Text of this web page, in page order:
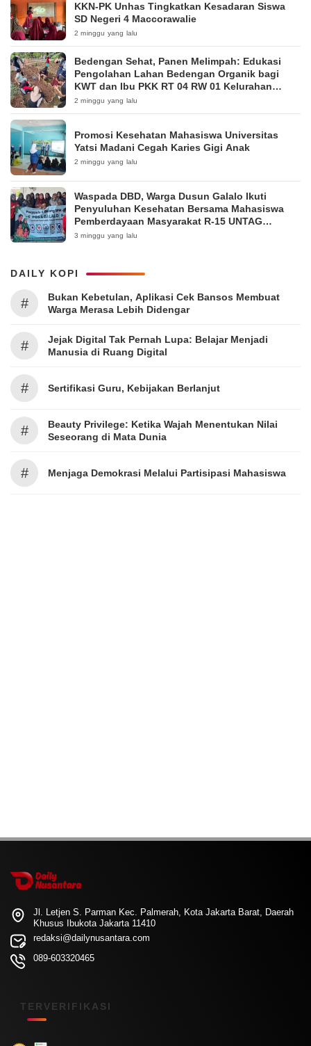
KKN-PK Unhas Tingkatkan Kesadaran Siswa
SD Negeri 4 Maccorawalie
2 minggu yang lalu
Bedengan Sehat, Panen Melimpah: Edukasi
Pengolahan Lahan Bedengan Organik bagi
KWT dan Ibu PKK RT 04 RW 01 Kelurahan
Pakintelan
2 minggu yang lalu
Promosi Kesehatan Mahasiswa Universitas
Yatsi Madani Cegah Karies Gigi Anak
2 minggu yang lalu
Waspada DBD, Warga Dusun Galalo Ikuti
Penyuluhan Kesehatan Bersama Mahasiswa
Pemberdayaan Masyarakat R-15 UNTAG
Surabaya 2026
3 minggu yang lalu
DAILY KOPI
#
Bukan Kebetulan, Aplikasi Cek Bansos Membuat
Warga Merasa Lebih Didengar
#
Jejak Digital Tak Pernah Lupa: Belajar Menjadi
Manusia di Ruang Digital
# Sertifikasi Guru, Kebijakan Berlanjut
#
Beauty Privilege: Ketika Wajah Menentukan Nilai
Seseorang di Mata Dunia
# Menjaga Demokrasi Melalui Partisipasi Mahasiswa
Jl. Letjen S. Parman Kec. Palmerah, Kota Jakarta Barat, Daerah
Khusus Ibukota Jakarta 11410
redaksi@dailynusantara.com
089-603320465
TERVERIFIKASI